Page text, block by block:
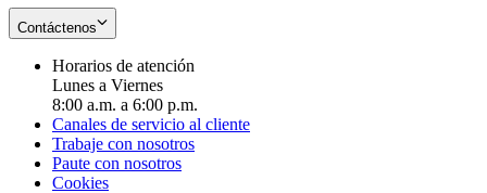
Contáctenos
Horarios de atención
Lunes a Viernes
8:00 a.m. a 6:00 p.m.
Canales de servicio al cliente
Trabaje con nosotros
Paute con nosotros
Cookies